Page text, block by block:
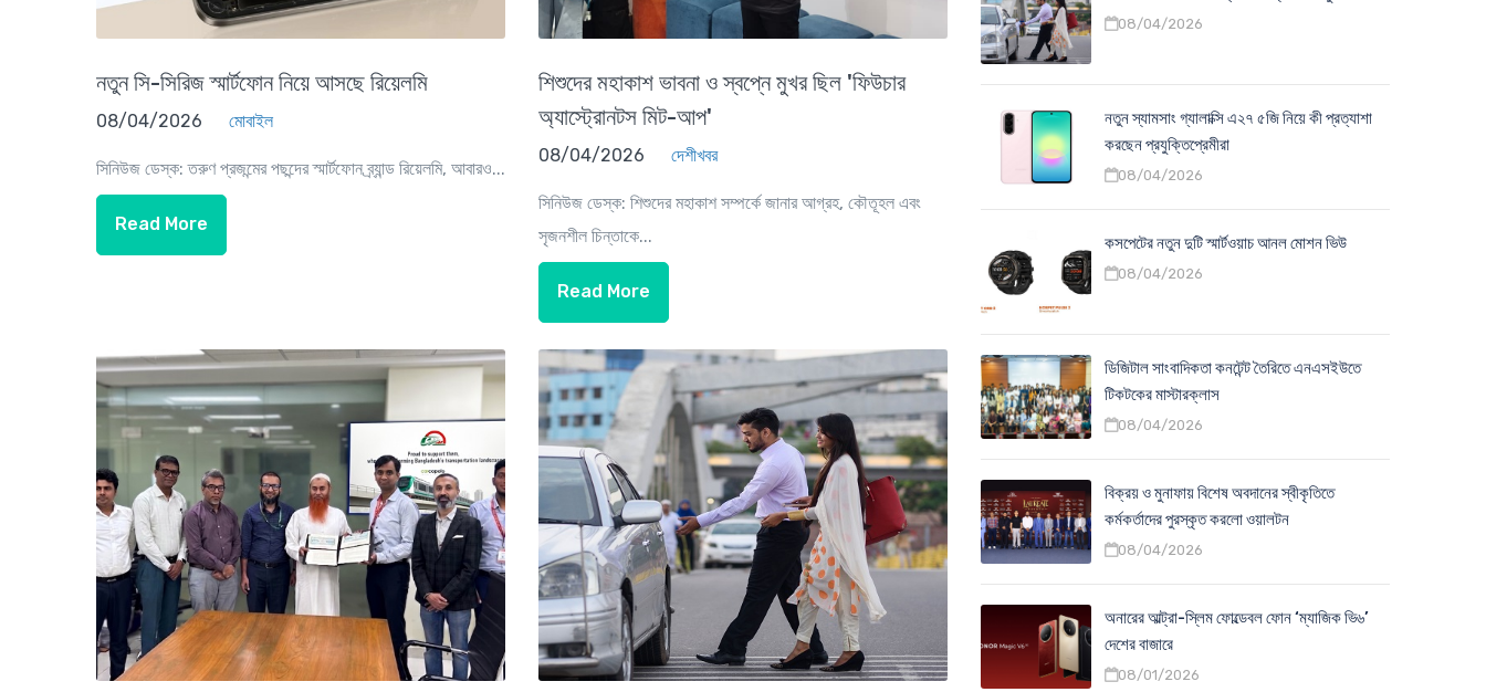
নতুন সি-সিরিজ স্মার্টফোন নিয়ে আসছে রিয়েলমি
08/04/2026 মোবাইল
সিনিউজ ডেস্ক: তরুণ প্রজন্মের পছন্দের স্মার্টফোন ব্র্যান্ড রিয়েলমি, আবারও...
Read More
শিশুদের মহাকাশ ভাবনা ও স্বপ্নে মুখর ছিল 'ফিউচার
অ্যাস্ট্রোনটস মিট-আপ'
08/04/2026 দেশীখবর
সিনিউজ ডেস্ক: শিশুদের মহাকাশ সম্পর্কে জানার আগ্রহ, কৌতূহল এবং
সৃজনশীল চিন্তাকে...
Read More
08/04/2026
নতুন স্যামসাং গ্যালাক্সি এ২৭ ৫জি নিয়ে কী প্রত্যাশা
করছেন প্রযুক্তিপ্রেমীরা
08/04/2026
কসপেটের নতুন দুটি স্মার্টওয়াচ আনল মোশন ভিউ
08/04/2026
ডিজিটাল সাংবাদিকতা কনটেন্ট তৈরিতে এনএসইউতে
টিকটকের মাস্টারক্লাস
08/04/2026
বিক্রয় ও মুনাফায় বিশেষ অবদানের স্বীকৃতিতে
কর্মকর্তাদের পুরস্কৃত করলো ওয়ালটন
08/04/2026
অনারের আল্ট্রা-স্লিম ফোল্ডেবল ফোন ‘ম্যাজিক ভি৬’
দেশের বাজারে
08/01/2026